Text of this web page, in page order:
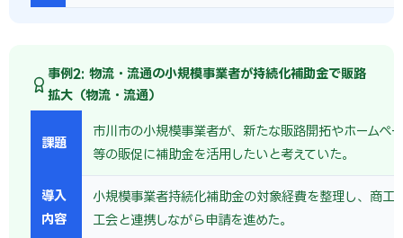
事例2: 物流・流通の小規模事業者が持続化補助金で販路
拡大（物流・流通）
課題
市川市の小規模事業者が、新たな販路開拓やホームペ
等の販促に補助金を活用したいと考えていた。
導入
内容
小規模事業者持続化補助金の対象経費を整理し、商工
工会と連携しながら申請を進めた。